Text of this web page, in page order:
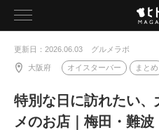
toggle
更新日：2026.06.03 グルメラボ
大阪府 オイスターバー まとめ
特別な日に訪れたい
メのお店｜梅田・難波